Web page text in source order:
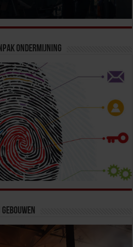
Ondermijning